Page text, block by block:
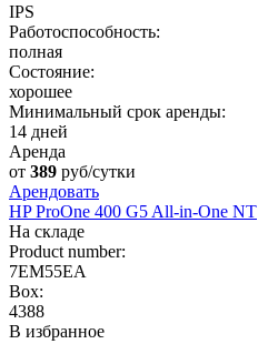
IPS
Работоспособность:
полная
Состояние:
хорошее
Минимальный срок аренды:
14 дней
Аренда
от 389 руб/сутки
Арендовать
HP ProOne 400 G5 All-in-One NT
На складе
Product number:
7EM55EA
Box:
4388
В избранное